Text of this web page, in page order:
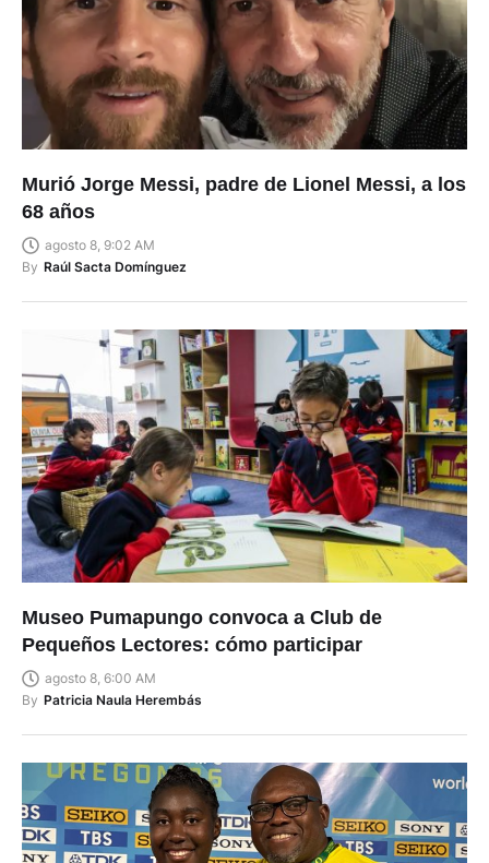
Murió Jorge Messi, padre de Lionel Messi, a los
68 años
agosto 8, 9:02 AM
By Raúl Sacta Domínguez
Museo Pumapungo convoca a Club de
Pequeños Lectores: cómo participar
agosto 8, 6:00 AM
By Patricia Naula Herembás